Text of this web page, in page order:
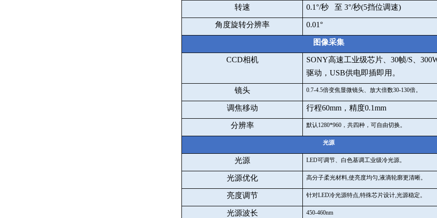
转速 0.1°/秒 至 3°/秒(5挡位调速)
角度旋转分辨率 0.01°
图像采集
CCD相机 SONY高速工业级芯片、 30帧/S
驱动， USB供电即插即用。
镜头 0.7-4.5倍变焦显微镜头、放大倍数30-130倍。
调焦移动 行程60mm ，精度0.1mm
分辨率 默认1280*960 ，共四种，可自由切换。
光源
光源 LED可调节、白色基调工业级冷光源。
光源优化 高分子柔光材料,使亮度均匀,液滴轮廓更清晰。
亮度调节 针对LED冷光源特点,特殊芯片设计,光源稳定。
光源波长 450-460nm